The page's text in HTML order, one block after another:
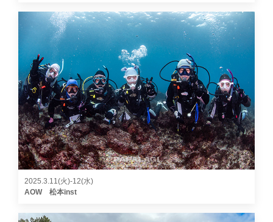
2025.3.11(火)-12(水)
AOW 松本inst